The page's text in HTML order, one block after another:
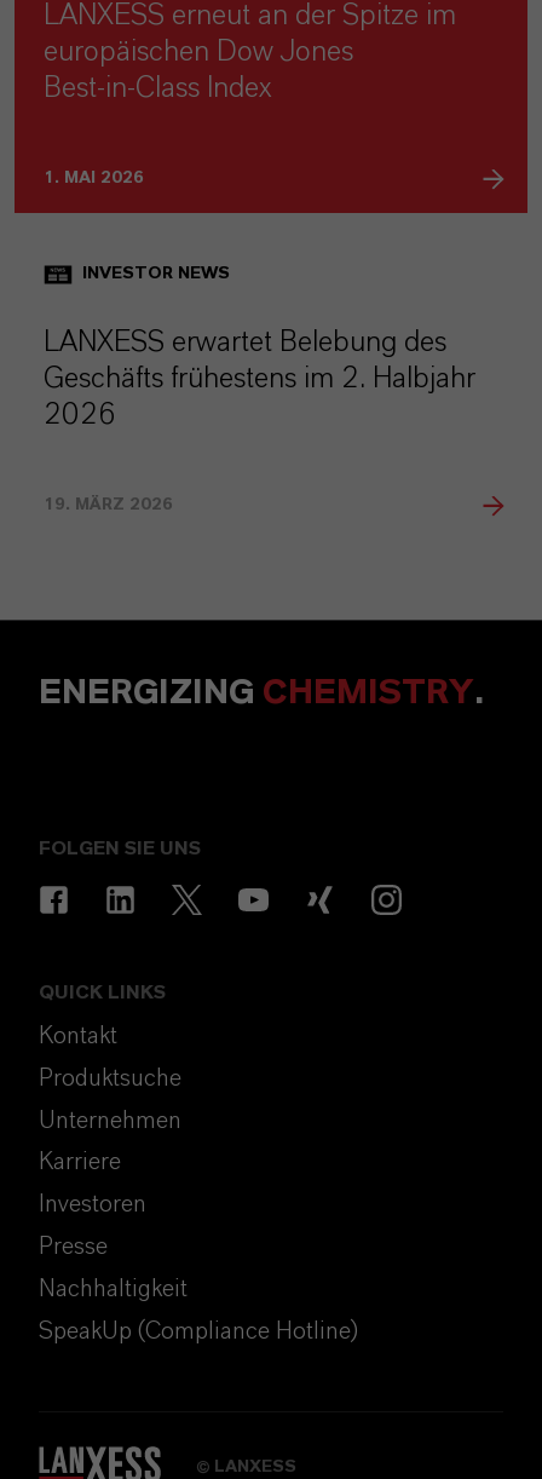
LANXESS erneut an der Spitze im
europäischen Dow Jones
Best‑in‑Class Index
1. MAI 2026
INVESTOR NEWS
LANXESS erwartet Belebung des
Geschäfts frühestens im 2. Halbjahr
2026
19. MÄRZ 2026
ENERGIZING CHEMISTRY.
FOLGEN SIE UNS
QUICK LINKS
Kontakt
Produktsuche
Unternehmen
Karriere
Investoren
Presse
Nachhaltigkeit
SpeakUp (Compliance Hotline)
LANXESS